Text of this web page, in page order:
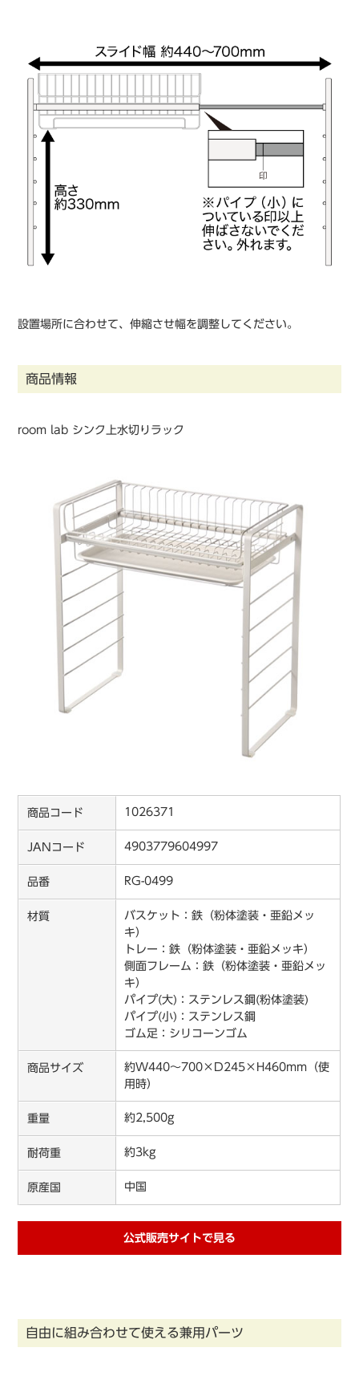
設置場所に合わせて、伸縮させ幅を調整してください。
商品情報
room lab シンク上水切りラック
商品コード 1026371
JANコード 4903779604997
品番 RG-0499
材質
バスケット：鉄（粉体塗装・亜鉛メッ
キ）
トレー：鉄（粉体塗装・亜鉛メッキ）
側面フレーム：鉄（粉体塗装・亜鉛メッ
キ）
パイプ(大)：ステンレス鋼(粉体塗装)
パイプ(小)：ステンレス鋼
ゴム足：シリコーンゴム
商品サイズ
約W440〜700×D245×H460mm（使
用時）
重量 約2,500g
耐荷重 約3kg
原産国 中国
公式販売サイトで見る
自由に組み合わせて使える兼用パーツ